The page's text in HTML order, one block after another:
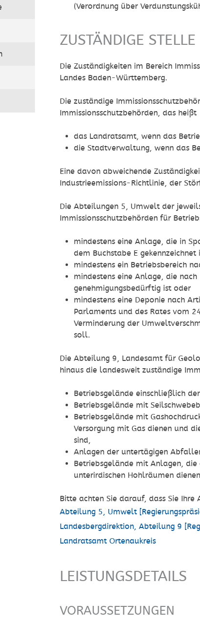
(Verordnung über
ZUSTÄNDIGE STELLE
Die Zuständigkeiten im Bereich
Landes Baden-Württemberg.
Die zuständige
Immissionsschutzbehörden, das heißt
das Landratsamt, wenn das
die Stadtverwaltung, wenn das
Eine davon abweichende
Industrieemissions-Richtlinie, der
Die Abteilungen 5, Umwelt der
Immissionsschutzbehörden für
mindestens eine Anlage, die in
dem Buchstabe E gekennzeichnet
mindestens ein Betriebsbereich
mindestens eine Anlage, die
genehmigungsbedürftig ist oder
mindestens eine Deponie nach
Parlaments und des Rates vom
Verminderung der
soll.
Die Abteilung 9, Landesamt für
hinaus die landesweit zuständige
Betriebsgelände einschließlich
Betriebsgelände mit
Betriebsgelände mit
Versorgung mit Gas dienen und
sind,
Anlagen der untertägigen
Betriebsgelände mit Anlagen,
unterirdischen Hohlräumen
Bitte achten Sie darauf, dass Sie
Abteilung 5, Umwelt
Landesbergdirektion, Abteilung 9
Landratsamt Ortenaukreis
LEISTUNGSDETAILS
VORAUSSETZUNGEN